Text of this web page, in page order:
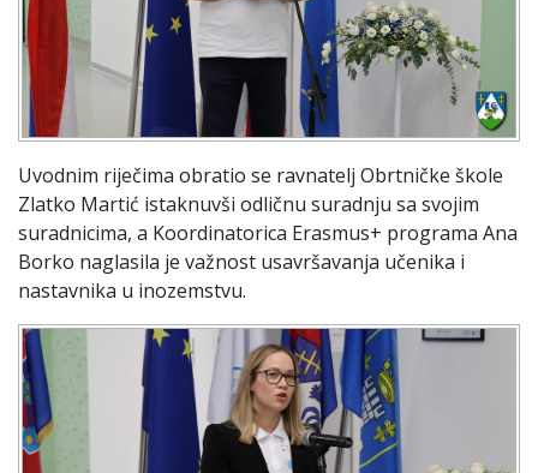
Uvodnim riječima obratio se ravnatelj Obrtničke škole
Zlatko Martić istaknuvši odličnu suradnju sa svojim
suradnicima, a Koordinatorica Erasmus+ programa Ana
Borko naglasila je važnost usavršavanja učenika i
nastavnika u inozemstvu.